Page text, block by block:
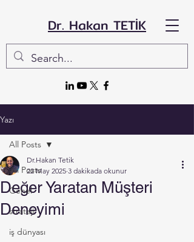
Dr. Hakan TETİK
Yazı
All Posts
Genel
strateji
iş dünyası
All Posts
Değer Yaratan Müşteri
Deneyimi
Dr.Hakan Tetik
22 May 2025 3 dakikada okunur